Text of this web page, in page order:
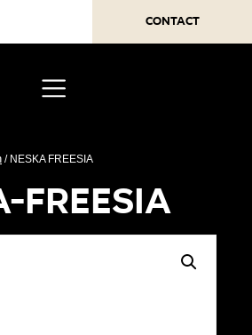
Contact
/ NESKA FREESIA
freesia